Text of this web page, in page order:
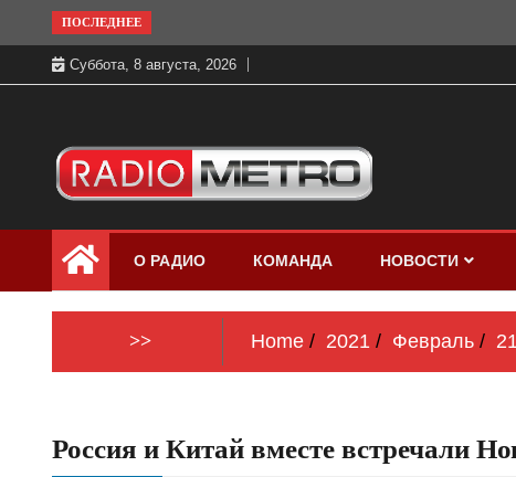
to
content
ПОСЛЕДНЕЕ
Суббота, 8 августа, 2026
Радио МЕТРО
бесплатно в хорошем качестве Санкт-
Петербург и Россия
О РАДИО КОМАНДА НОВОСТИ
>> Home 2021 Февраль
Россия и Китай вместе встречали